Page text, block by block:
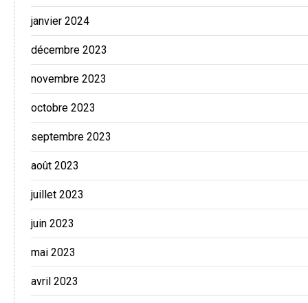
janvier 2024
décembre 2023
novembre 2023
octobre 2023
septembre 2023
août 2023
juillet 2023
juin 2023
mai 2023
avril 2023